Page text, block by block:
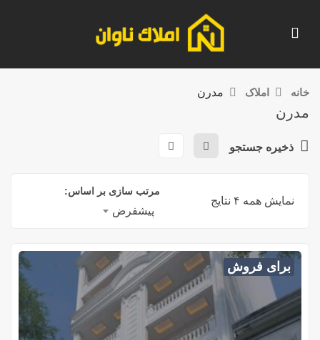
خانه املاک مدرن
مدرن
ذخیره جستجو
نمایش همه ۴ نتایج
مرتب سازی بر اساس:
پیشفرض
برای فروش